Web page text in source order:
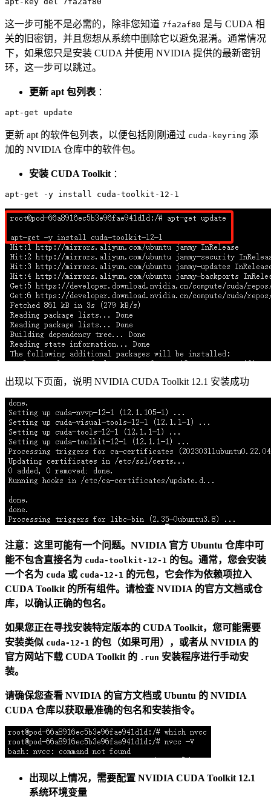
这一步可能不是必需的，除非您知道 7fa2af80 是与 CUDA 相
关的旧密钥，并且您想从系统中删除它以避免混淆。通常情况
下，如果您只是安装 CUDA 并使用 NVIDIA 提供的最新密钥
环，这一步可以跳过。
更新 apt 包列表 ：
更新 apt 的软件包列表，以便包括刚刚通过 cuda-keyring 添
加的 NVIDIA 仓库中的软件包。
安装 CUDA Toolkit ：
出现以下页面，说明 NVIDIA CUDA Toolkit 12.1 安装成功
注意：这里可能有一个问题。NVIDIA 官方 Ubuntu 仓库中可
能不包含直接名为 cuda-toolkit-12-1 的包。通常，您会安装
一个名为 cuda 或 cuda-12-1 的元包，它会作为依赖项拉入
CUDA Toolkit 的所有组件。请检查 NVIDIA 的官方文档或仓
库，以确认正确的包名。
如果您正在寻找安装特定版本的 CUDA Toolkit，您可能需要
安装类似 cuda-12-1 的包（如果可用），或者从 NVIDIA 的
官方网站下载 CUDA Toolkit 的 .run 安装程序进行手动安
装。
请确保您查看 NVIDIA 的官方文档或 Ubuntu 的 NVIDIA
CUDA 仓库以获取最准确的包名和安装指令。
出现以上情况，需要配置 NVIDIA CUDA Toolkit 12.1
系统环境变量